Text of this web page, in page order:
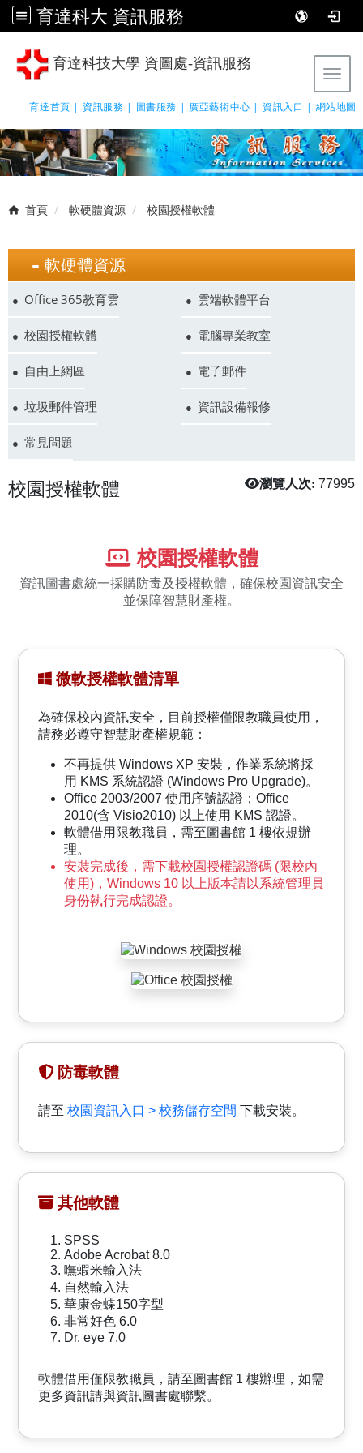
育達科大 資訊服務
育達科技大學 資圖處-資訊服務
育達首頁 | 資訊服務 | 圖書服務 | 廣亞藝術中心 | 資訊入口 | 網站地圖
首頁 軟硬體資源 校園授權軟體
軟硬體資源
Office 365教育雲 雲端軟體平台
校園授權軟體 電腦專業教室
自由上網區 電子郵件
垃圾郵件管理 資訊設備報修
常見問題
瀏覽人次: 77995
校園授權軟體
校園授權軟體
資訊圖書處統一採購防毒及授權軟體，確保校園資訊安全
並保障智慧財產權。
微軟授權軟體清單
為確保校內資訊安全，目前授權僅限教職員使用，
請務必遵守智慧財產權規範：
不再提供 Windows XP 安裝，作業系統將採
用 KMS 系統認證 (Windows Pro Upgrade)。
Office 2003/2007 使用序號認證；Office
2010(含 Visio2010) 以上使用 KMS 認證。
軟體借用限教職員，需至圖書館 1 樓依規辦
理。
安裝完成後，需下載校園授權認證碼 (限校內
使用)，Windows 10 以上版本請以系統管理員
身份執行完成認證。
防毒軟體
請至 校園資訊入口 > 校務儲存空間 下載安裝。
其他軟體
SPSS
Adobe Acrobat 8.0
嘸蝦米輸入法
自然輸入法
華康金蝶150字型
非常好色 6.0
Dr. eye 7.0
軟體借用僅限教職員，請至圖書館 1 樓辦理，如需
更多資訊請與資訊圖書處聯繫。